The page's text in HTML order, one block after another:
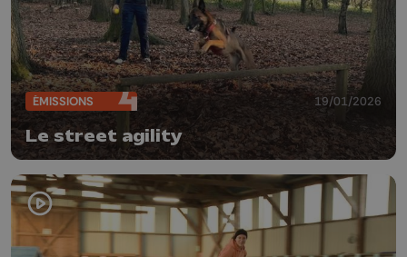
ÉMISSIONS 19/01/2026
Le street agility